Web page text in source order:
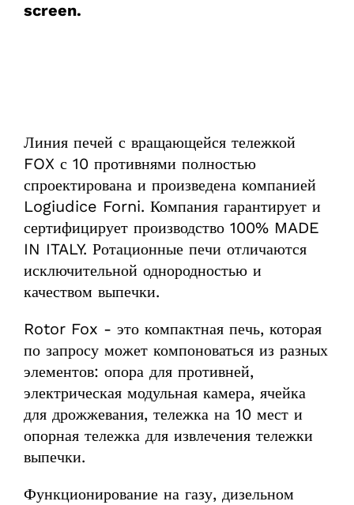
screen.
Линия печей с вращающейся тележкой
FOX с 10 противнями полностью
спроектирована и произведена компанией
Logiudice Forni. Компания гарантирует и
сертифицирует производство 100% MADE
IN ITALY. Ротационные печи отличаются
исключительной однородностью и
качеством выпечки.
Rotor Fox - это компактная печь, которая
по запросу может компоноваться из разных
элементов: опора для противней,
электрическая модульная камера, ячейка
для дрожжевания, тележка на 10 мест и
опорная тележка для извлечения тележки
выпечки.
Функционирование на газу, дизельном